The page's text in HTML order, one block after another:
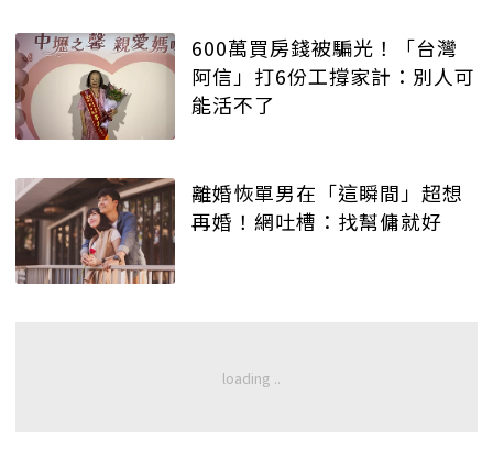
600萬買房錢被騙光！「台灣
阿信」打6份工撐家計：別人可
能活不了
離婚恢單男在「這瞬間」超想
再婚！網吐槽：找幫傭就好